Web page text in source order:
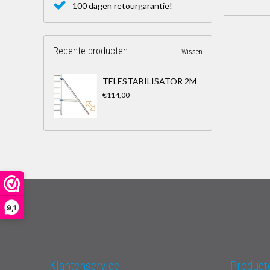
9,1
100 dagen retourgarantie!
Recente producten Wissen
TELESTABILISATOR 2M
€114,00
Klantenservice